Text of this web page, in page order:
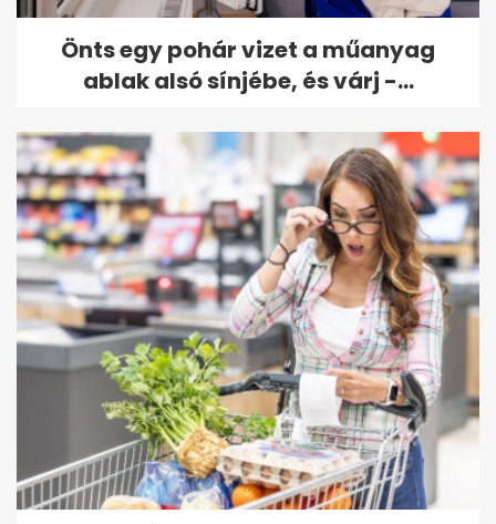
Önts egy pohár vizet a műanyag
ablak alsó sínjébe, és várj -...